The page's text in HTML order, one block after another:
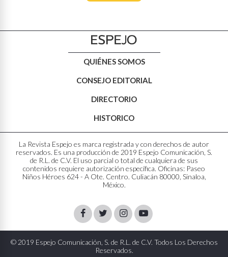
QUIÉNES SOMOS
CONSEJO EDITORIAL
DIRECTORIO
HISTORICO
La Revista Espejo es marca registrada y con derechos de autor
reservados. Es una producción de 2019 Espejo Comunicación, S.
de R.L. de C.V. El uso parcial o total de cualquiera de sus
contenidos requiere autorización específica. Oficinas: Paseo
Niños Héroes 624 - A Ote. Centro. Culiacán 80000, Sinaloa,
México.
FacebookTwitterInstagram
Youtube
© 2019 Espejo Comunicación, S. de R.L. de C.V. Todos Los Derechos
Reservados.